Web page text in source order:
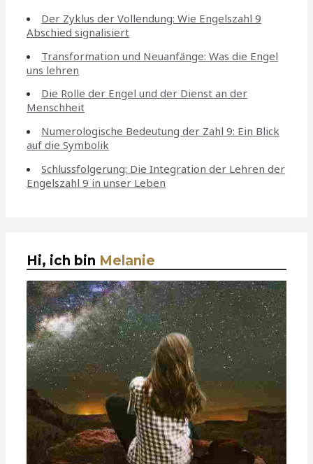
Der Zyklus der Vollendung: Wie Engelszahl 9
Abschied signalisiert
Transformation und Neuanfänge: Was die Engel
uns lehren
Die Rolle der Engel und der Dienst an der
Menschheit
Numerologische Bedeutung der Zahl 9: Ein Blick
auf die Symbolik
Schlussfolgerung: Die Integration der Lehren der
Engelszahl 9 in unser Leben
Hi, ich bin Melanie